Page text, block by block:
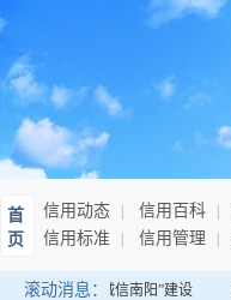
首
页
信用动态 信用百科
信用标准
信用管理
滚动消息：
：全面加强“诚信南阳”建设